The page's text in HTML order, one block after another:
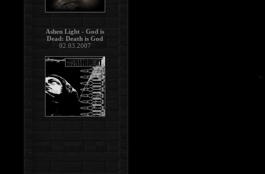
Ashen Light - God is
Dead: Death is God
02.03.2007